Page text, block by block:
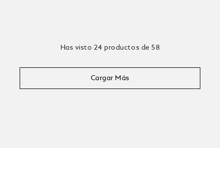
Has visto 24 productos de 58
Cargar Más